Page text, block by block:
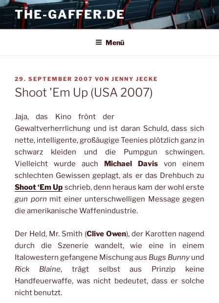
Zum
Inhalt
springen
THE-GAFFER.DE
Menü
VERÖFFENTLICHT
AM
29. SEPTEMBER 2007 VON JENNY JECKE
Shoot 'Em Up (USA 2007)
Jaja, das Kino frönt der
Gewaltverherrlichung und ist daran Schuld, dass sich
nette, intelligente, großäugige Teenies plötzlich ganz in
schwarz kleiden und die Pumpgun schwingen.
Vielleicht wurde auch Michael Davis von einem
schlechten Gewissen geplagt, als er das Drehbuch zu
Shoot ‘Em Up schrieb, denn heraus kam der wohl erste
gun porn mit einer unterschwelligen Message gegen
die amerikanische Waffenindustrie.
Der Held, Mr. Smith (Clive Owen), der Karotten nagend
durch die Szenerie wandelt, wie eine in einem
Italowestern gefangene Mischung aus Bugs Bunny und
Rick Blaine, trägt selbst aus Prinzip keine
Handfeuerwaffe, was nicht bedeutet, dass er solche
nicht benutzt.